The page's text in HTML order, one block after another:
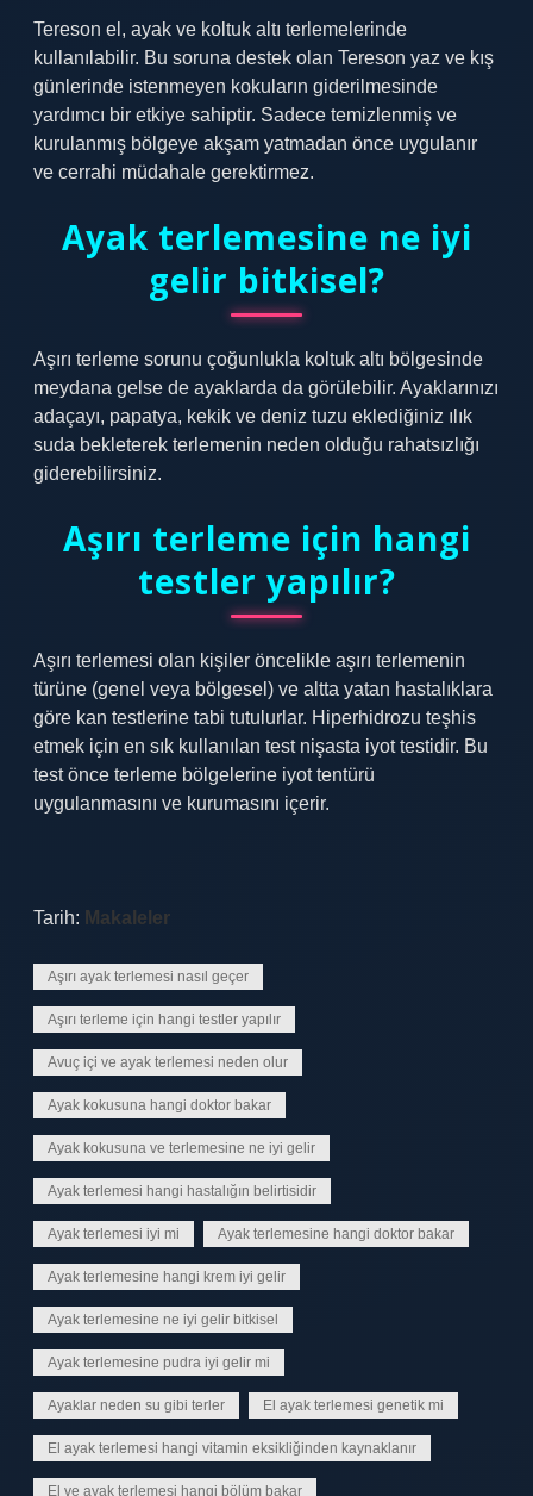
Tereson el, ayak ve koltuk altı terlemelerinde
kullanılabilir. Bu soruna destek olan Tereson yaz ve kış
günlerinde istenmeyen kokuların giderilmesinde
yardımcı bir etkiye sahiptir. Sadece temizlenmiş ve
kurulanmış bölgeye akşam yatmadan önce uygulanır
ve cerrahi müdahale gerektirmez.
Ayak terlemesine ne iyi
gelir bitkisel?
Aşırı terleme sorunu çoğunlukla koltuk altı bölgesinde
meydana gelse de ayaklarda da görülebilir. Ayaklarınızı
adaçayı, papatya, kekik ve deniz tuzu eklediğiniz ılık
suda bekleterek terlemenin neden olduğu rahatsızlığı
giderebilirsiniz.
Aşırı terleme için hangi
testler yapılır?
Aşırı terlemesi olan kişiler öncelikle aşırı terlemenin
türüne (genel veya bölgesel) ve altta yatan hastalıklara
göre kan testlerine tabi tutulurlar. Hiperhidrozu teşhis
etmek için en sık kullanılan test nişasta iyot testidir. Bu
test önce terleme bölgelerine iyot tentürü
uygulanmasını ve kurumasını içerir.
Tarih: Makaleler
Aşırı ayak terlemesi nasıl geçer
Aşırı terleme için hangi testler yapılır
Avuç içi ve ayak terlemesi neden olur
Ayak kokusuna hangi doktor bakar
Ayak kokusuna ve terlemesine ne iyi gelir
Ayak terlemesi hangi hastalığın belirtisidir
Ayak terlemesi iyi mi Ayak terlemesine hangi doktor bakar
Ayak terlemesine hangi krem iyi gelir
Ayak terlemesine ne iyi gelir bitkisel
Ayak terlemesine pudra iyi gelir mi
Ayaklar neden su gibi terler El ayak terlemesi genetik mi
El ayak terlemesi hangi vitamin eksikliğinden kaynaklanır
El ve ayak terlemesi hangi bölüm bakar